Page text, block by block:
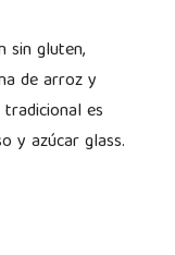
sin gluten,
de arroz y
es
y azúcar glass.